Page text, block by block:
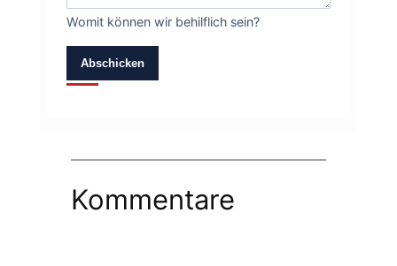
Womit können wir behilflich sein?
Abschicken
Kommentare